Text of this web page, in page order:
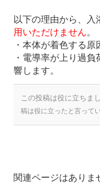
以下の理由から、入
用いただけません。
・本体が着色する原
・電導率が上り過
響します。
この投稿は役に立ちま
稿は役に立ったと言ってい
関連ページはありま